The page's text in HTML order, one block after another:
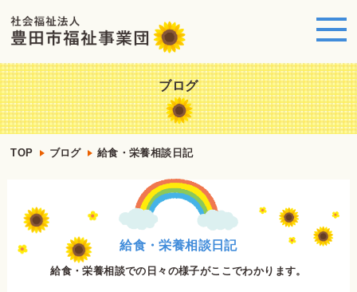
ブログ
TOP ブログ 給食・栄養相談日記
給食・栄養相談日記
給食・栄養相談での日々の様子がここでわかります。